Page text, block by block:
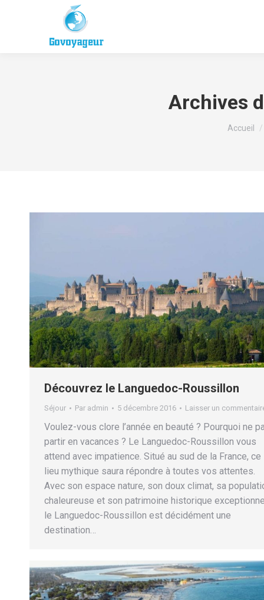
Archives
Vous
Accueil
Découvrez le Languedoc-Roussillon
Séjour Par admin 5 décembre 2016 Laisser un
Voulez-vous clore l’année en beauté ? Pourquoi ne
partir en vacances ? Le Languedoc-Roussillon vous
attend avec impatience. Situé au sud de la France, ce
lieu mythique saura répondre à toutes vos attentes.
Avec son espace nature, son doux climat, sa
chaleureuse et son patrimoine historique
le Languedoc-Roussillon est décidément une
destination…